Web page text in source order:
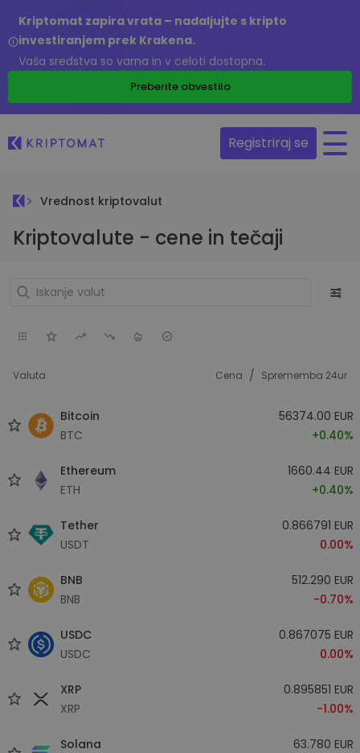
Kriptomat zapira vrata – nadaljujte s kripto
investiranjem prek Krakena.
Vaša sredstva so varna in v celoti dostopna.
Preberite obvestilo
Registriraj se
Vrednost kriptovalut
Kriptovalute - cene in tečaji
Valuta Cena / Sprememba 24ur
Bitcoin
BTC
56374.00 EUR
+0.40%
Ethereum
ETH
1660.44 EUR
+0.40%
Tether
USDT
0.866791 EUR
0.00%
BNB
BNB
512.290 EUR
-0.70%
USDC
USDC
0.867075 EUR
0.00%
XRP
XRP
0.895851 EUR
-1.00%
Solana
63.780 EUR